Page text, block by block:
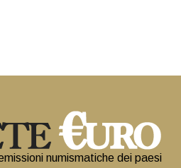
numismatiche dei paesi